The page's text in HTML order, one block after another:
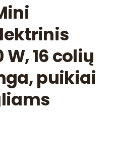
16 colių
puikiai